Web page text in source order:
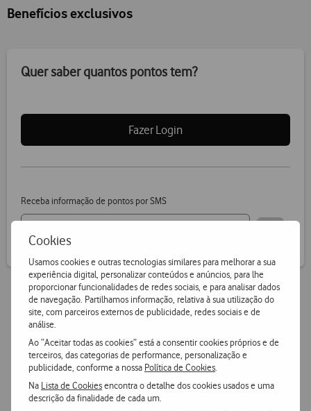
Cookies
Usamos cookies e outras tecnologias similares para melhorar a sua
experiência digital, personalizar conteúdos e anúncios, para lhe
proporcionar funcionalidades de redes sociais, e para analisar dados
de navegação. Partilhamos informação, relativa à sua utilização do
site, com parceiros externos de publicidade, redes sociais e de
análise.
Ao “Aceitar todas as cookies” está a consentir cookies próprios e de
terceiros, das categorias de performance, personalização e
publicidade, conforme a nossa Política de Cookies
Na Lista de Cookiesencontra o detalhe dos cookies usados e uma
descrição da finalidade de cada um.
Benefícios exclusivos
Quer saber quantos pontos tem?
Fazer Login
Receba informação de pontos por SMS
Vantagens Vodafone.pt
14 dias para devoluções
Pode devolver gratuitamente qualquer produto numa das
nossas lojas ou CTT.